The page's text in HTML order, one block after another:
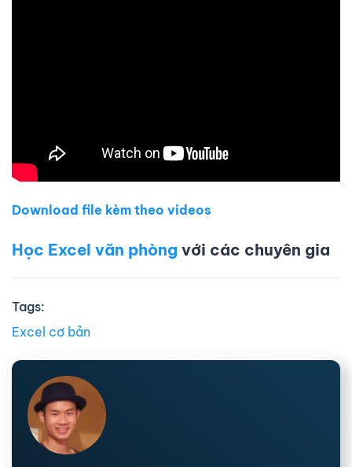
Download file kèm theo videos
Học Excel văn phòng với các chuyên gia
Tags:
Excel cơ bản